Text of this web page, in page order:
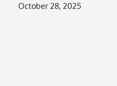
Posted
October 28, 2025